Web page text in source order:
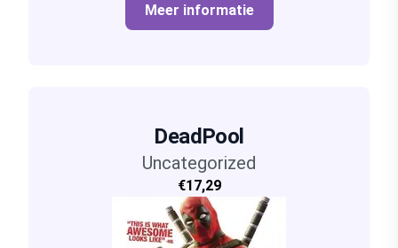
Meer informatie
DeadPool
Uncategorized
€17,29